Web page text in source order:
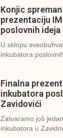
Konjic
prezentaciju
poslovnih ideja
U sklopu
inkubatora
Finalna
inkubatora
Zavidovići
Zatvaramo još
inkubatora u